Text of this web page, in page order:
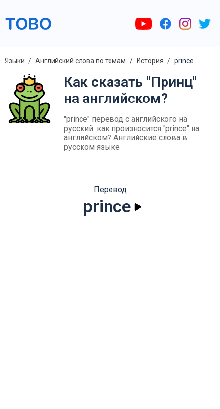
Языки Английский слова по темам История prince
Как сказать "Принц"
на английском?
"prince" перевод с английского на
русский. как произносится "prince" на
английском? Английские слова в
русском языке
Перевод
prince